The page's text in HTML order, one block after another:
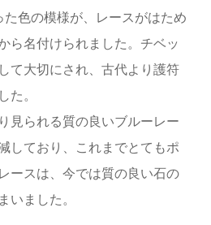
色の模様が、レースがはため
ら名付けられました。チベッ
て大切にされ、古代より護符
た。
見られる質の良いブルーレー
しており、これまでとてもポ
ースは、今では質の良い石の
いました。